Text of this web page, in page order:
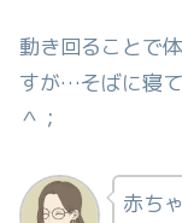
動き回ることで
すが…そばに寝
＾；
赤ち